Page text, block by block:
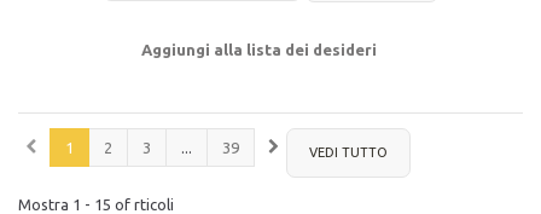
Aggiungi alla lista dei desideri
VEDI TUTTO
1 2 3 ... 39
Mostra 1 - 15 of rticoli